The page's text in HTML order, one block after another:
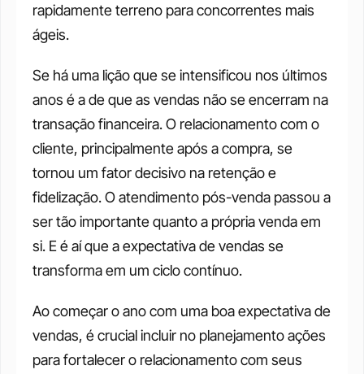
rapidamente terreno para concorrentes mais
ágeis.
Se há uma lição que se intensificou nos últimos
anos é a de que as vendas não se encerram na
transação financeira. O relacionamento com o
cliente, principalmente após a compra, se
tornou um fator decisivo na retenção e
fidelização. O atendimento pós-venda passou a
ser tão importante quanto a própria venda em
si. E é aí que a expectativa de vendas se
transforma em um ciclo contínuo.
Ao começar o ano com uma boa expectativa de
vendas, é crucial incluir no planejamento ações
para fortalecer o relacionamento com seus